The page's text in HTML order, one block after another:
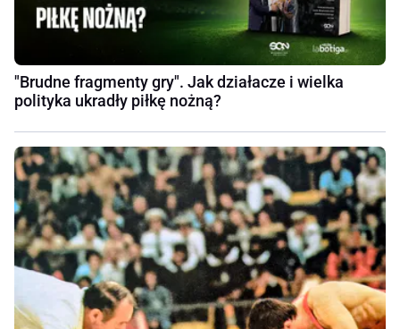
"Brudne fragmenty gry". Jak działacze i wielka
polityka ukradły piłkę nożną?